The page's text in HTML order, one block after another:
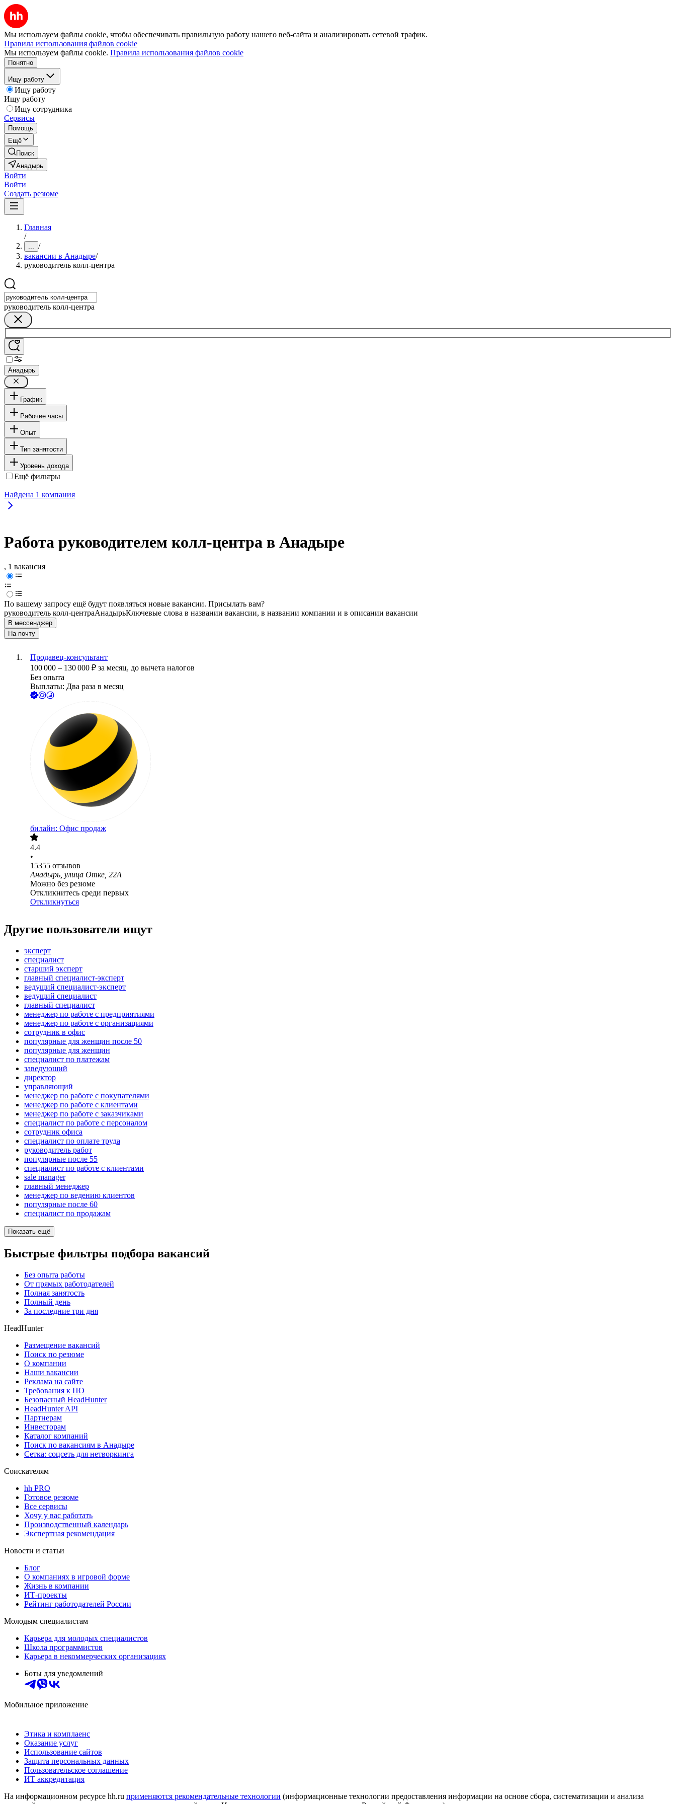
Мы используем файлы cookie, чтобы обеспечивать правильную работу нашего веб-сайта и анализировать сетевой трафик.
Правила использования файлов cookie
Мы используем файлы cookie. Правила использования файлов cookie
Понятно
Ищу работу
Ищу работу
Ищу работу
Ищу сотрудника
Сервисы
Помощь
Ещё
Поиск
Анадырь
Войти
Войти
Создать резюме
Главная
/
... /
вакансии в Анадыре/
руководитель колл-центра
руководитель колл-центра
Анадырь
График
Рабочие часы
Опыт
Тип занятости
Уровень дохода
Ещё фильтры
Найдена 1 компания
Работа руководителем колл-центра в Анадыре
, 1 вакансия
По вашему запросу ещё будут появляться новые вакансии. Присылать вам?
руководитель колл-центраАнадырьКлючевые слова в названии вакансии, в названии компании и в описании вакансии
В мессенджер
На почту
Продавец-консультант
100 000 – 130 000 ₽ за месяц, до вычета налогов
Без опыта
Выплаты: Два раза в месяц
билайн: Офис продаж
4.4
•
15355 отзывов
Анадырь, улица Отке, 22А
Можно без резюме
Откликнитесь среди первых
Откликнуться
Другие пользователи ищут
эксперт
специалист
старший эксперт
главный специалист-эксперт
ведущий специалист-эксперт
ведущий специалист
главный специалист
менеджер по работе с предприятиями
менеджер по работе с организациями
сотрудник в офис
популярные для женщин после 50
популярные для женщин
специалист по платежам
заведующий
директор
управляющий
менеджер по работе с покупателями
менеджер по работе с клиентами
менеджер по работе с заказчиками
специалист по работе с персоналом
сотрудник офиса
специалист по оплате труда
руководитель работ
популярные после 55
специалист по работе с клиентами
sale manager
главный менеджер
менеджер по ведению клиентов
популярные после 60
специалист по продажам
Показать ещё
Быстрые фильтры подбора вакансий
Без опыта работы
От прямых работодателей
Полная занятость
Полный день
За последние три дня
HeadHunter
Размещение вакансий
Поиск по резюме
О компании
Наши вакансии
Реклама на сайте
Требования к ПО
Безопасный HeadHunter
HeadHunter API
Партнерам
Инвесторам
Каталог компаний
Поиск по вакансиям в Анадыре
Сетка: соцсеть для нетворкинга
Соискателям
hh PRO
Готовое резюме
Все сервисы
Хочу у вас работать
Производственный календарь
Экспертная рекомендация
Новости и статьи
Блог
О компаниях в игровой форме
Жизнь в компании
ИТ-проекты
Рейтинг работодателей России
Молодым специалистам
Карьера для молодых специалистов
Школа программистов
Карьера в некоммерческих организациях
Боты для уведомлений
Мобильное приложение
Этика и комплаенс
Оказание услуг
Использование сайтов
Защита персональных данных
Пользовательское соглашение
ИТ аккредитация
На информационном ресурсе hh.ru применяются рекомендательные технологии (информационные технологии предоставления информации на основе сбора, систематизации и анализа